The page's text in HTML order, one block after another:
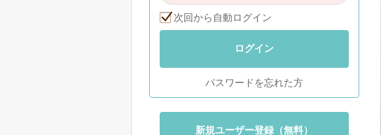
次回から自動ログイン
ログイン
パスワードを忘れた方
新規ユーザー登録（無料）